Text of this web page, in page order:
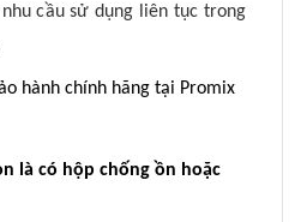
cầu sử dụng liên tục trong
hành chính hãng tại Promix
là có hộp chống ồn hoặc